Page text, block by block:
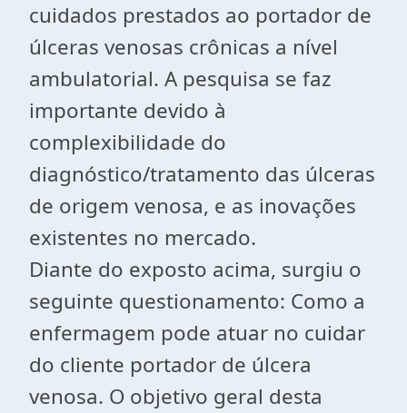
cuidados prestados ao portador de
úlceras venosas crônicas a nível
ambulatorial. A pesquisa se faz
importante devido à
complexibilidade do
diagnóstico/tratamento das úlceras
de origem venosa, e as inovações
existentes no mercado.
Diante do exposto acima, surgiu o
seguinte questionamento: Como a
enfermagem pode atuar no cuidar
do cliente portador de úlcera
venosa. O objetivo geral desta